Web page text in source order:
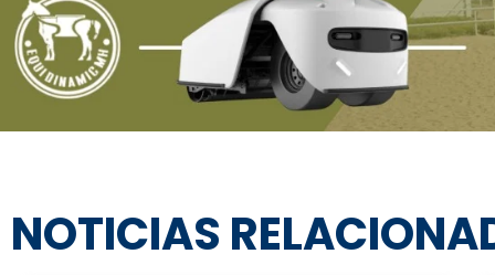
NOTICIAS